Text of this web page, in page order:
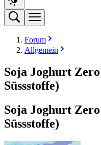
Forum
Allgemein
Soja Joghurt
Süssstoffe)
Soja Joghurt
Süssstoffe)